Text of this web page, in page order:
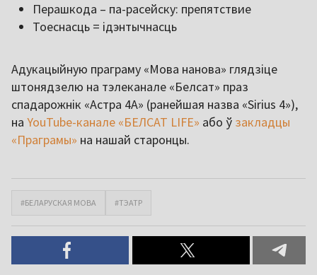
Перашкода – па-расейску: препятствие
Тоеснасць = ідэнтычнасць
Адукацыйную праграму «Мова нанова» глядзіце
штонядзелю на тэлеканале «Белсат» праз
спадарожнік «Астра 4A» (ранейшая назва «Sirius 4»),
на YouTube-канале «БЕЛСАТ LIFE» або ў закладцы
«Праграмы» на нашай старонцы.
#БЕЛАРУСКАЯ МОВА #ТЭАТР